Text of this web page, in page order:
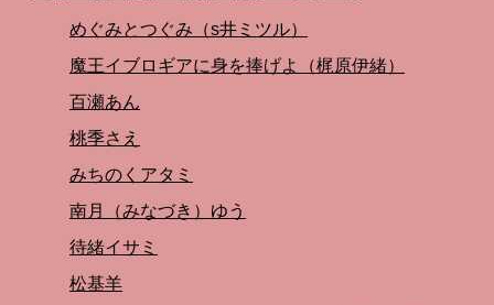
めぐみとつぐみ（s井ミツル）
魔王イブロギアに身を捧げよ（梶原伊緒）
百瀬あん
桃季さえ
みちのくアタミ
南月（みなづき）ゆう
待緒イサミ
松基羊